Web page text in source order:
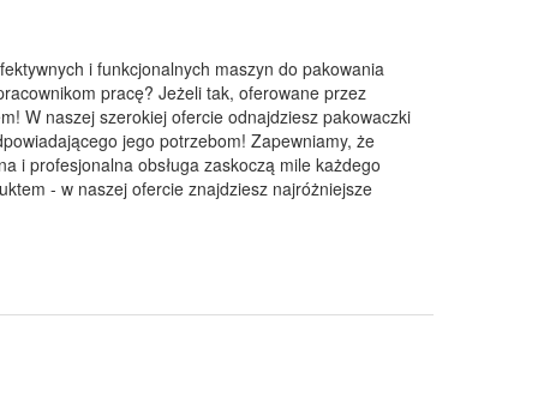
i funkcjonalnych maszyn do pakowania
pracę? Jeżeli tak, oferowane przez
W naszej szerokiej ofercie odnajdziesz pakowaczki
jego potrzebom! Zapewniamy, że
i profesjonalna obsługa zaskoczą mile każdego
- w naszej ofercie znajdziesz najróżniejsze